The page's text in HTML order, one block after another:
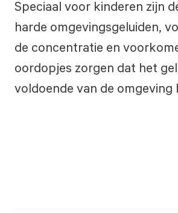
Speciaal voor kinderen zijn
harde omgevingsgeluiden,
de concentratie en
oordopjes zorgen dat het
voldoende van de